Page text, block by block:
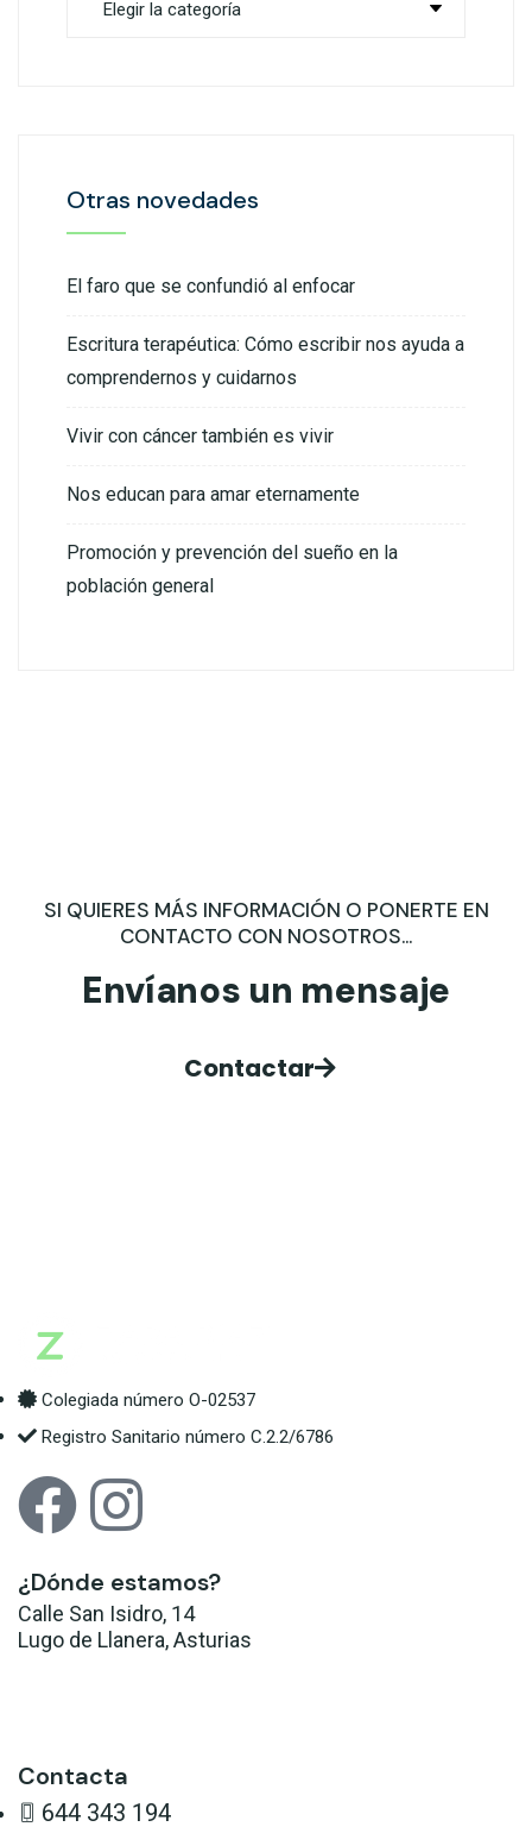
Otras novedades
El faro que se confundió al enfocar
Escritura terapéutica: Cómo escribir nos ayuda a
comprendernos y cuidarnos
Vivir con cáncer también es vivir
Nos educan para amar eternamente
Promoción y prevención del sueño en la
población general
SI QUIERES MÁS INFORMACIÓN O PONERTE EN
CONTACTO CON NOSOTROS...
Envíanos un mensaje
Contactar
Colegiada número O-02537
Registro Sanitario número C.2.2/6786
¿Dónde estamos?
Calle San Isidro, 14
Lugo de Llanera, Asturias
Contacta
644 343 194